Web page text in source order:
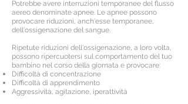
Potrebbe avere interruzioni temporanee del flusso
aereo denominate apnee. Le apnee possono
provocare riduzioni, anch'esse temporanee,
dell'ossigenazione del sangue.
Ripetute riduzioni dell'ossigenazione, a loro volta,
possono ripercuotersi sul comportamento del tuo
bambino nel corso della giornata e provocare:
Difficoltà di concentrazione
Difficoltà di apprendimento
Aggressività, agitazione, iperattività